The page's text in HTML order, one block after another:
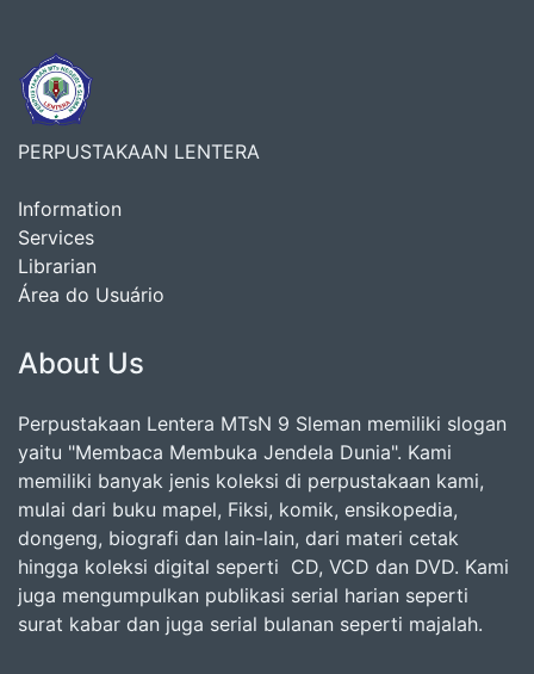
PERPUSTAKAAN LENTERA
Information
Services
Librarian
Área do Usuário
About Us
Perpustakaan Lentera MTsN 9 Sleman memiliki slogan
yaitu "Membaca Membuka Jendela Dunia". Kami
memiliki banyak jenis koleksi di perpustakaan kami,
mulai dari buku mapel, Fiksi, komik, ensikopedia,
dongeng, biografi dan lain-lain, dari materi cetak
hingga koleksi digital seperti CD, VCD dan DVD. Kami
juga mengumpulkan publikasi serial harian seperti
surat kabar dan juga serial bulanan seperti majalah.